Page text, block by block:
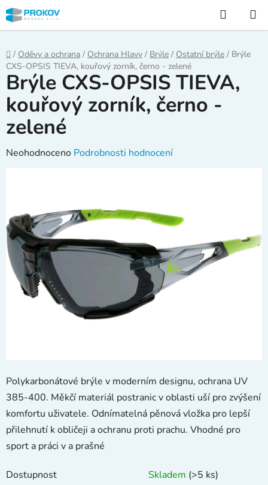
Přejít
na
obsah
Hledat
Domů
/ Oděvy a ochrana / Ochrana Hlavy / Brýle / Ostatní brýle / Brýle
CXS-OPSIS TIEVA, kouřový zorník, černo - zelené
Polykarbonátové brýle v moderním designu, ochrana UV
385-400. Měkčí materiál postranic v oblasti uší pro zvýšení
komfortu uživatele. Odnímatelná pěnová vložka pro lepší
přilehnutí k obličeji a ochranu proti prachu. Vhodné pro
sport a práci v a prašné
Dostupnost Skladem (>5 ks)
Brýle CXS-OPSIS TIEVA,
kouřový zorník, černo -
zelené
Průměrné
0,0
z
5
hvězdiček.
Neohodnoceno Podrobnosti hodnocení